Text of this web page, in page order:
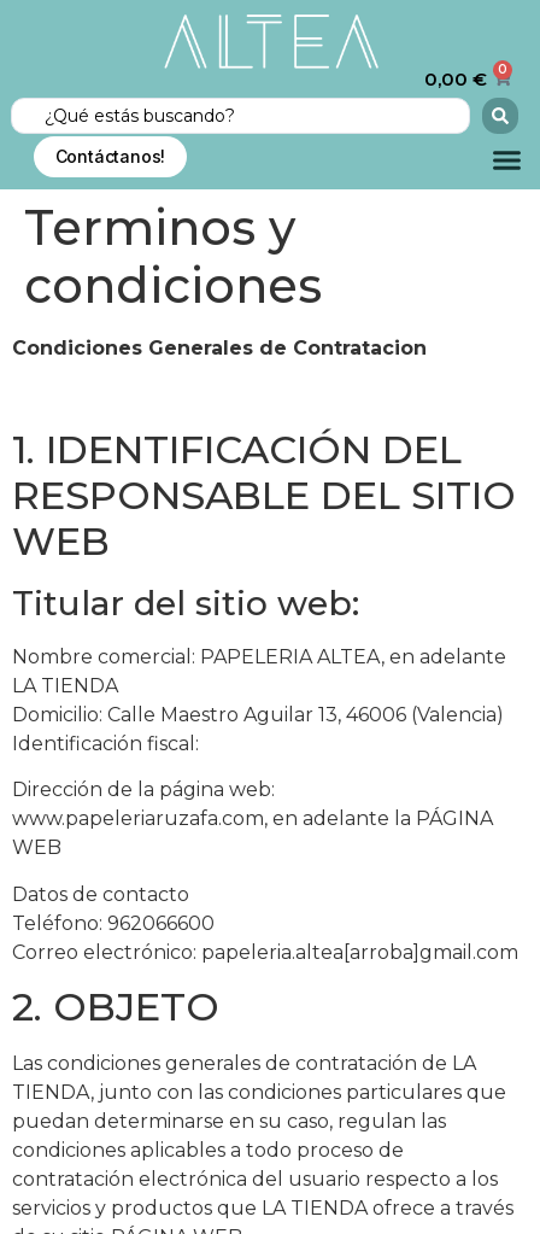
0,00 € 0
Contáctanos!
Terminos y
condiciones
Condiciones Generales de Contratacion
1. IDENTIFICACIÓN DEL
RESPONSABLE DEL SITIO
WEB
Titular del sitio web:
Nombre comercial: PAPELERIA ALTEA, en adelante
LA TIENDA
Domicilio: Calle Maestro Aguilar 13, 46006 (Valencia)
Identificación fiscal:
Dirección de la página web:
www.papeleriaruzafa.com, en adelante la PÁGINA
WEB
Datos de contacto
Teléfono: 962066600
Correo electrónico: papeleria.altea[arroba]gmail.com
2. OBJETO
Las condiciones generales de contratación de LA
TIENDA, junto con las condiciones particulares que
puedan determinarse en su caso, regulan las
condiciones aplicables a todo proceso de
contratación electrónica del usuario respecto a los
servicios y productos que LA TIENDA ofrece a través